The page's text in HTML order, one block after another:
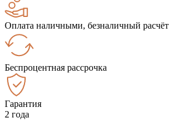
Оплата наличными, безналичный расчёт
Беспроцентная рассрочка
Гарантия
2 года